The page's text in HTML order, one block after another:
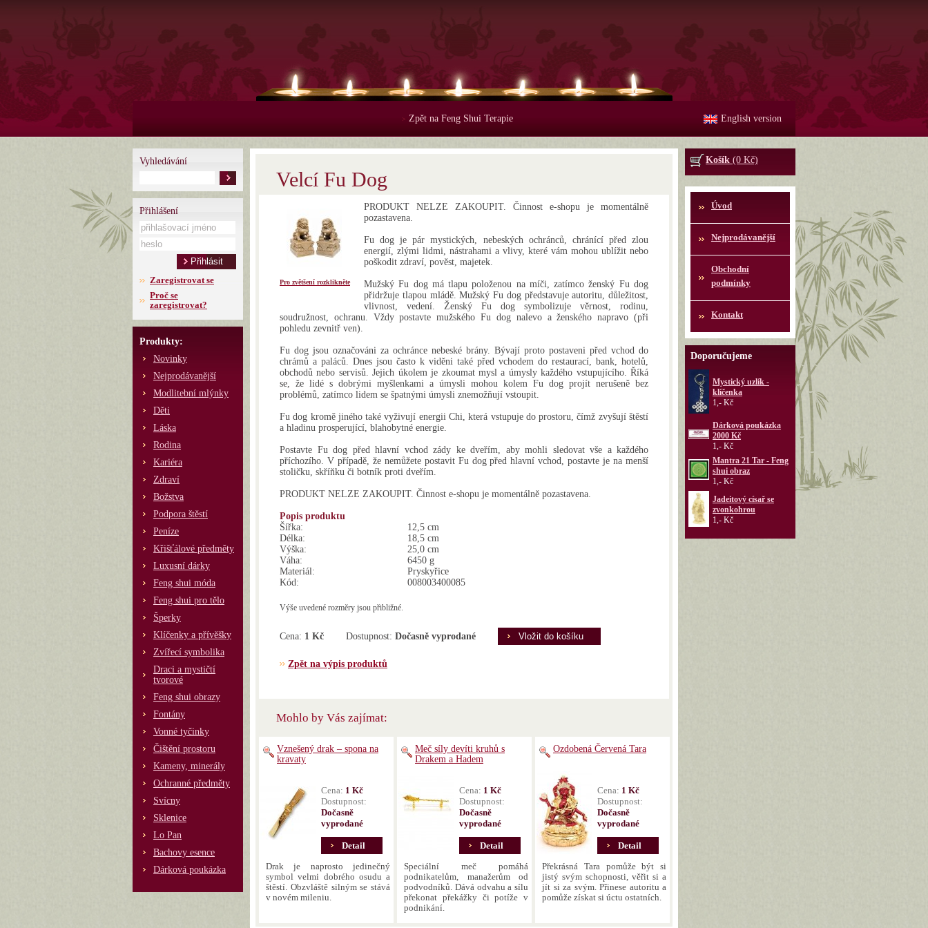
English version
> Zpět na Feng Shui Terapie
Vyhledávání
Přihlášení
Zaregistrovat se
Proč se
zaregistrovat?
Produkty:
Novinky
Nejprodávanější
Modlitební mlýnky
Děti
Láska
Rodina
Kariéra
Zdraví
Božstva
Podpora štěstí
Peníze
Křišťálové předměty
Luxusní dárky
Feng shui móda
Feng shui pro tělo
Šperky
Klíčenky a přívěšky
Zvířecí symbolika
Draci a mystičtí
tvorové
Feng shui obrazy
Fontány
Vonné tyčinky
Čištění prostoru
Kameny, minerály
Ochranné předměty
Svícny
Sklenice
Lo Pan
Bachovy esence
Dárková poukázka
Velcí Fu Dog
Pro zvětšení rozklikněte
PRODUKT NELZE ZAKOUPIT. Činnost e-shopu je momentálně
pozastavena.
Fu dog je pár mystických, nebeských ochránců, chránící před zlou
energií, zlými lidmi, nástrahami a vlivy, které vám mohou ublížit nebo
poškodit zdraví, pověst, majetek.
Mužský Fu dog má tlapu položenou na míči, zatímco ženský Fu dog
přidržuje tlapou mládě. Mužský Fu dog představuje autoritu, důležitost,
vlivnost, vedení. Ženský Fu dog symbolizuje věrnost, rodinu,
soudružnost, ochranu. Vždy postavte mužského Fu dog nalevo a ženského napravo (při
pohledu zevnitř ven).
Fu dog jsou označováni za ochránce nebeské brány. Bývají proto postaveni před vchod do
chrámů a paláců. Dnes jsou často k viděni také před vchodem do restaurací, bank, hotelů,
obchodů nebo servisů. Jejich úkolem je zkoumat mysl a úmysly každého vstupujícího. Říká
se, že lidé s dobrými myšlenkami a úmysli mohou kolem Fu dog projít nerušeně bez
problémů, zatímco lidem se špatnými úmysli znemožňují vstoupit.
Fu dog kromě jiného také vyživují energii Chi, která vstupuje do prostoru, čímž zvyšují štěstí
a hladinu prosperující, blahobytné energie.
Postavte Fu dog před hlavní vchod zády ke dveřím, aby mohli sledovat vše a každého
příchozího. V případě, že nemůžete postavit Fu dog před hlavní vchod, postavte je na menší
stoličku, skříňku či botník proti dveřím.
PRODUKT NELZE ZAKOUPIT. Činnost e-shopu je momentálně pozastavena.
Popis produktu
Šířka:
12,5 cm
Délka:
18,5 cm
Výška:
25,0 cm
Váha:
6450 g
Materiál:
Pryskyřice
Kód:
008003400085
Výše uvedené rozměry jsou přibližné.
Cena: 1 Kč Dostupnost: Dočasně vyprodané
Zpět na výpis produktů
Mohlo by Vás zajímat:
Vznešený drak – spona na
kravaty
Cena: 1 Kč
Dostupnost:
Dočasně
vyprodané
Detail
Drak je naprosto jedinečný
symbol velmi dobrého osudu a
štěstí. Obzvláště silným se stává
v novém mileniu.
Meč síly devíti kruhů s
Drakem a Hadem
Cena: 1 Kč
Dostupnost:
Dočasně
vyprodané
Detail
Speciální meč pomáhá
podnikatelům, manažerům od
podvodníků. Dává odvahu a sílu
překonat překážky či potíže v
podnikání.
Ozdobená Červená Tara
Cena: 1 Kč
Dostupnost:
Dočasně
vyprodané
Detail
Překrásná Tara pomůže být si
jistý svým schopnosti, věřit si a
jít si za svým. Přinese autoritu a
pomůže získat si úctu ostatních.
Košík (0 Kč)
Úvod
Nejprodávanější
Obchodní
podmínky
Kontakt
Doporučujeme
Mystický uzlík -
klíčenka
1,- Kč
Dárková poukázka
2000 Kč
1,- Kč
Mantra 21 Tar - Feng
shui obraz
1,- Kč
Jadeitový císař se
zvonkohrou
1,- Kč